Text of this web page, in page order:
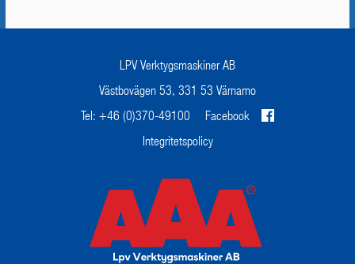
LPV Verktygsmaskiner AB
Västbovägen 53, 331 53 Värnamo
Tel: +46 (0)370-49100
Facebook
Integritetspolicy